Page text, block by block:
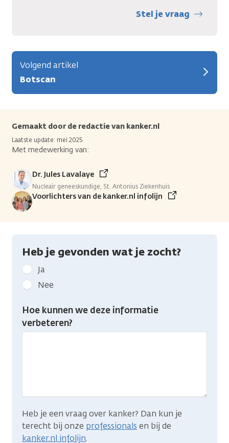
Stel je vraag
Volgend artikel
Botscan
Gemaakt door de redactie van kanker.nl
Laatste update: mei 2025
Met medewerking van:
Dr. Jules Lavalaye
Nucleair geneeskundige, St. Antonius Ziekenhuis
Voorlichters van de kanker.nl infolijn
Heb je gevonden wat je zocht?
Geef
kanker.nl
feedback:
Heb
gevonden
Ja
Nee
Hoe kunnen we deze informatie
verbeteren?
Heb je een vraag over kanker? Dan kun je
terecht bij onze professionals en bij de
kanker.nl infolijn.